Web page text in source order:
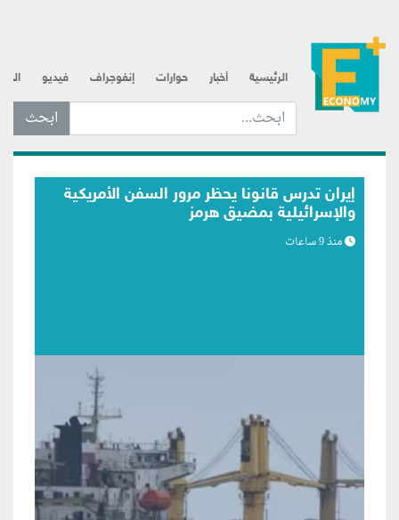
الرئيسية أخبار حوارات إنفوجراف فيديو
ابحث عن... :
بلومبرج: اتصالات متكررة لترامب مع رئيس
الفيدرالي تعكس مساعي لبسط النفوذ
منذ 9 ساعات